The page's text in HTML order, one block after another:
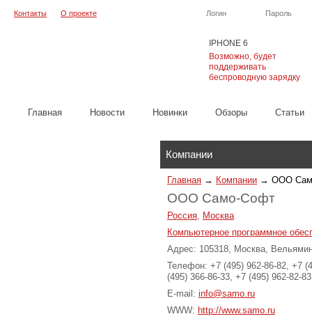
IPHONE 6
Возможно, будет
поддерживать
беспроводную зарядку
Логин Пароль
Контакты О проекте
Главная Новости Новинки Обзоры Cтатьи
Компании
Главная → Компании → ООО
ООО Само-Софт
Россия, Москва
Компьютерное программное
Адрес: 105318, Москва,
Телефон: +7 (495) 962-86-82, +7
(495) 366-86-33, +7 (495) 962-82-83
E-mail: info@samo.ru
WWW: http://www.samo.ru